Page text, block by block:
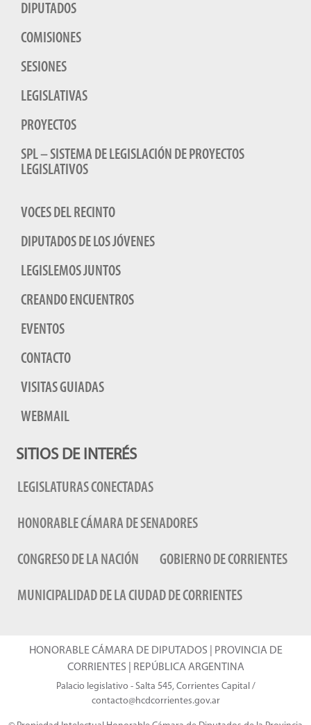
DIPUTADOS
COMISIONES
SESIONES
LEGISLATIVAS
PROYECTOS
SPL – SISTEMA DE LEGISLACIÓN DE PROYECTOS
LEGISLATIVOS
VOCES DEL RECINTO
DIPUTADOS DE LOS JÓVENES
LEGISLEMOS JUNTOS
CREANDO ENCUENTROS
EVENTOS
CONTACTO
VISITAS GUIADAS
WEBMAIL
SITIOS DE INTERÉS
LEGISLATURAS CONECTADAS
HONORABLE CÁMARA DE SENADORES
CONGRESO DE LA NACIÓN GOBIERNO DE CORRIENTES
MUNICIPALIDAD DE LA CIUDAD DE CORRIENTES
HONORABLE CÁMARA DE DIPUTADOS | PROVINCIA DE
CORRIENTES | REPÚBLICA ARGENTINA
Palacio legislativo - Salta 545, Corrientes Capital /
contacto@hcdcorrientes.gov.ar